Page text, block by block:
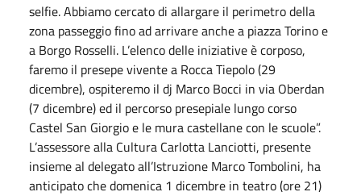
selfie. Abbiamo cercato di allargare il perimetro della
zona passeggio fino ad arrivare anche a piazza Torino e
a Borgo Rosselli. L’elenco delle iniziative è corposo,
faremo il presepe vivente a Rocca Tiepolo (29
dicembre), ospiteremo il dj Marco Bocci in via Oberdan
(7 dicembre) ed il percorso presepiale lungo corso
Castel San Giorgio e le mura castellane con le scuole”.
L’assessore alla Cultura Carlotta Lanciotti, presente
insieme al delegato all’Istruzione Marco Tombolini, ha
anticipato che domenica 1 dicembre in teatro (ore 21)